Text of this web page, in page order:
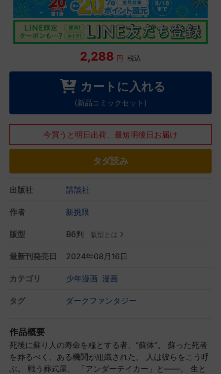
2,288 円 税込
カートに入れる
(新品コミックセット)
今買うと明日出荷、最短明後日お届け
タダ読み
出版社 講談社
作者 新挑限
版型 B6判 版型とは
最新刊発売日 2024年08月16日
カテゴリ 少年漫画 漫画
タグ ダークファンタジー
作品概要
死後に蘇り人の寿命を糧とする者、”蘇体”。 蘇った死者
を葬るべく、ある機関が組織された。 人は彼らをこう呼
ぶ。 戦う葬式屋、 「アンダーテイカー」と――。 生と